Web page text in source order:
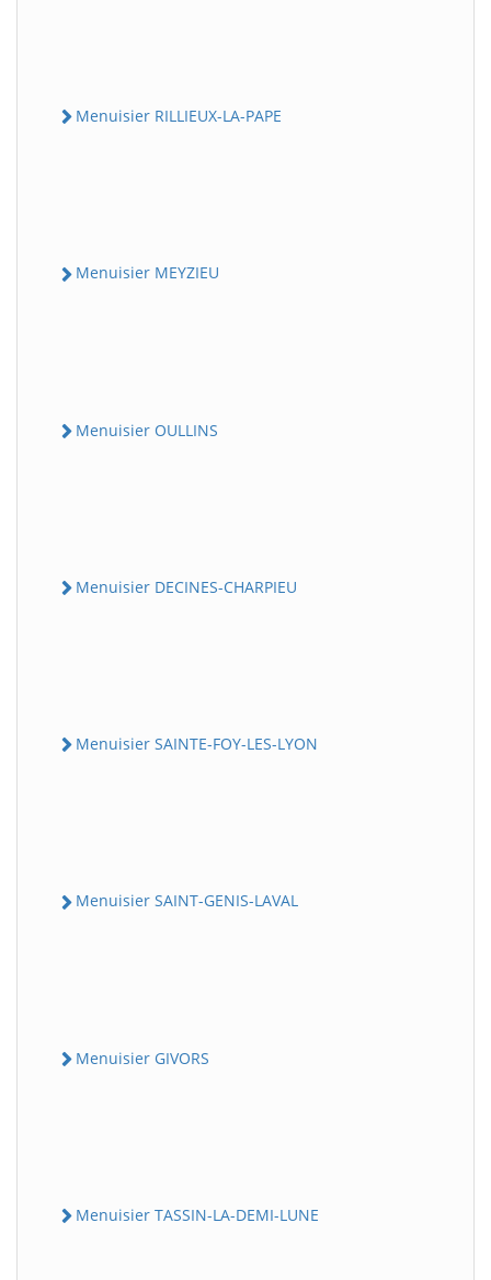
Menuisier RILLIEUX-LA-PAPE
Menuisier MEYZIEU
Menuisier OULLINS
Menuisier DECINES-CHARPIEU
Menuisier SAINTE-FOY-LES-LYON
Menuisier SAINT-GENIS-LAVAL
Menuisier GIVORS
Menuisier TASSIN-LA-DEMI-LUNE